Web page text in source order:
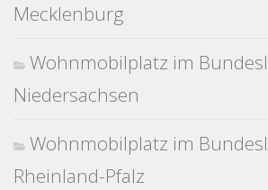
Mecklenburg
Wohnmobilplatz im
Niedersachsen
Wohnmobilplatz im
Rheinland-Pfalz